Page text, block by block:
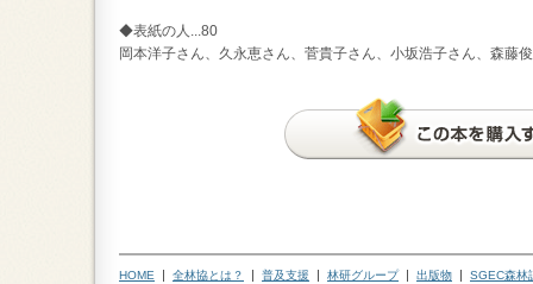
◆表紙の人...80
岡本洋子さん、久永恵さん、菅貴子さん、小坂浩子さん、森藤
HOME 全林協とは？ 普及支援 林研グループ 出版物 SGEC森林